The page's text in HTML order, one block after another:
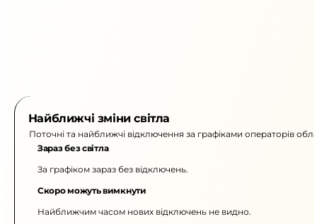
Найближчі зміни світла
Поточні та найближчі відключення за графіками операторів
Зараз без світла
За графіком зараз без відключень.
Скоро можуть вимкнути
Найближчим часом нових відключень не видно.